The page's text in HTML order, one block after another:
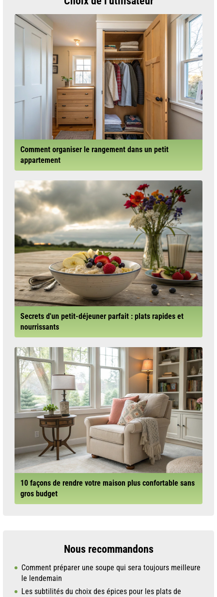
Comment organiser le rangement dans un petit
appartement
Secrets d'un petit-déjeuner parfait : plats rapides et
nourrissants
10 façons de rendre votre maison plus confortable sans
gros budget
Nous recommandons
Comment préparer une soupe qui sera toujours meilleure
le lendemain
Les subtilités du choix des épices pour les plats de